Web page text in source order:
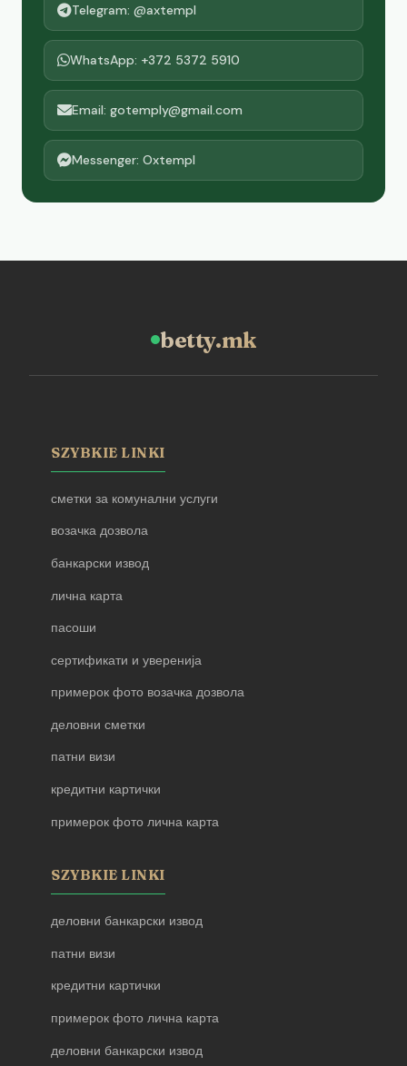
Telegram: @axtempl
WhatsApp: +372 5372 5910
Email: gotemply@gmail.com
Messenger: Oxtempl
betty.mk
SZYBKIE LINKI
сметки за комунални услуги
возачка дозвола
банкарски извод
лична карта
пасоши
сертификати и уверенија
примерок фото возачка дозвола
деловни сметки
патни визи
кредитни картички
примерок фото лична карта
SZYBKIE LINKI
деловни банкарски извод
патни визи
кредитни картички
примерок фото лична карта
деловни банкарски извод